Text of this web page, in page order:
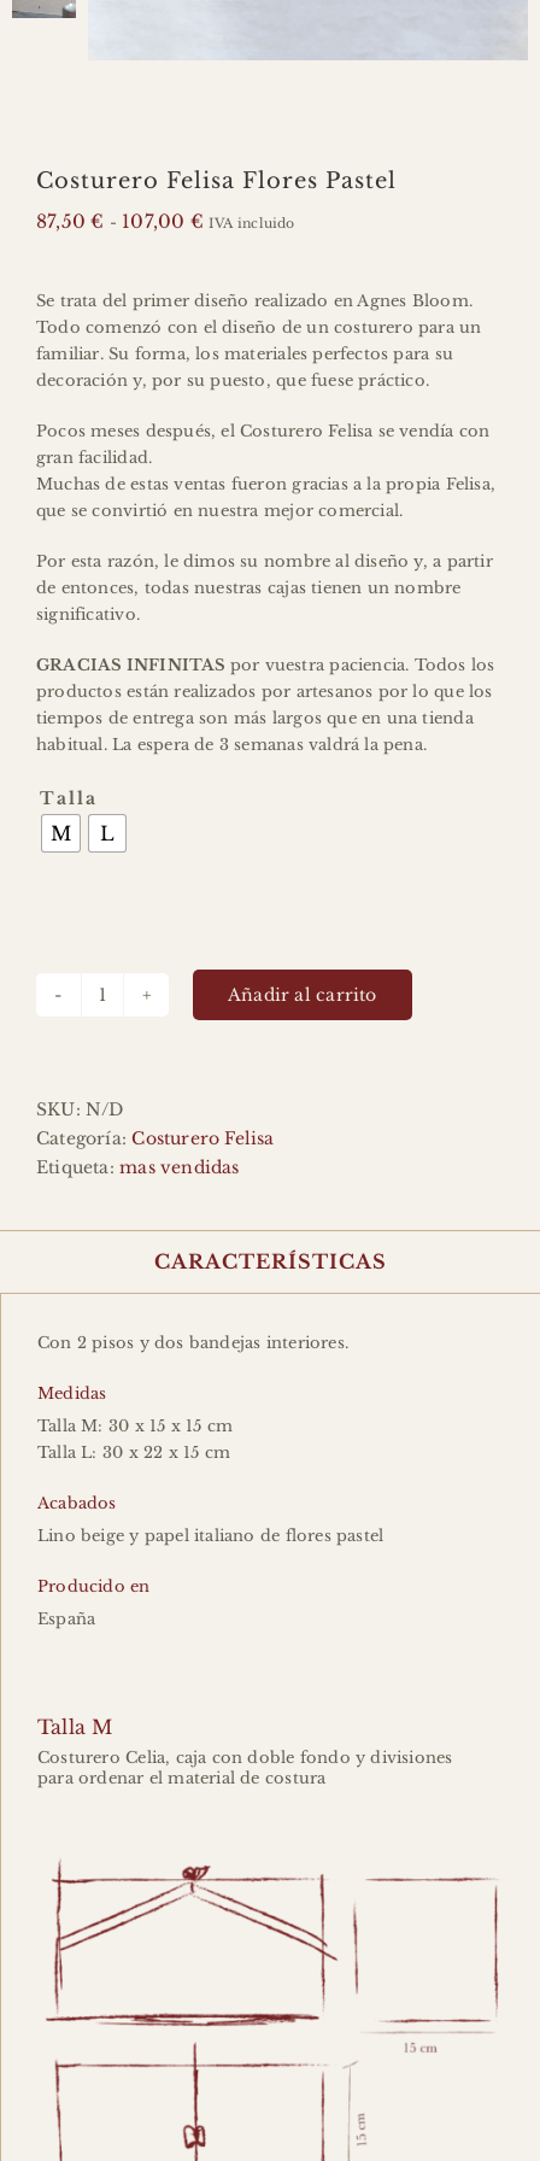
info@agnesbloom.com 644 621 436
Costurero Felisa Flores Pastel
87,50€ - 107,00 €Rango
desde
87,50 €
hasta
107,00 €
IVA incluido
Se trata del primer diseño realizado en Agnes Bloom.
Todo comenzó con el diseño de un costurero para un
familiar. Su forma, los materiales perfectos para su
decoración y, por su puesto, que fuese práctico.
Pocos meses después, el Costurero Felisa se vendía con
gran facilidad.
Muchas de estas ventas fueron gracias a la propia Felisa,
que se convirtió en nuestra mejor comercial.
Por esta razón, le dimos su nombre al diseño y, a partir
de entonces, todas nuestras cajas tienen un nombre
significativo.
GRACIAS INFINITAS por vuestra paciencia. Todos los
productos están realizados por artesanos por lo que los
tiempos de entrega son más largos que en una tienda
habitual. La espera de 3 semanas valdrá la pena.
Talla
M L
Costurero
Añadir al carrito
SKU:N/D
Categoría:Costurero Felisa
Etiqueta:mas vendidas
CARACTERÍSTICAS
Con 2 pisos y dos bandejas interiores.
Medidas
Talla M: 30 x 15 x 15 cm
Talla L: 30 x 22 x 15 cm
Acabados
Lino beige y papel italiano de flores pastel
Producido en
España
Talla M
Costurero Celia, caja con doble fondo y divisiones
para ordenar el material de costura